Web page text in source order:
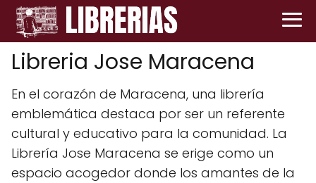
Libreria Jose Maracena
En el corazón de Maracena, una librería
emblemática destaca por ser un referente
cultural y educativo para la comunidad. La
Librería Jose Maracena se erige como un
espacio acogedor donde los amantes de la